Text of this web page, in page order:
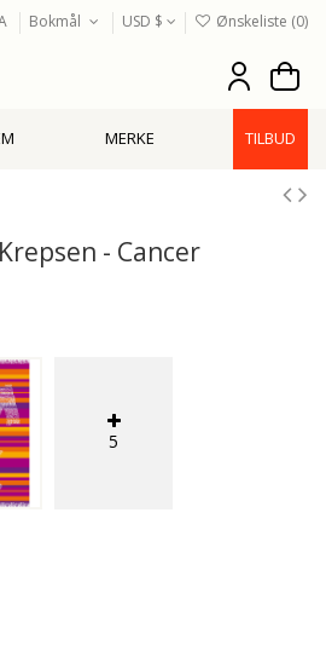
Bokmål USD $ Ønskeliste (0)
MERKE TILBUD
- Cancer
5